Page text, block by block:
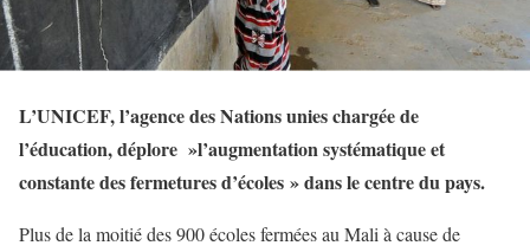
L’UNICEF, l’agence des Nations unies chargée de
l’éducation, déplore »l’augmentation systématique et
constante des fermetures d’écoles » dans le centre du pays.
Plus de la moitié des 900 écoles fermées au Mali à cause de